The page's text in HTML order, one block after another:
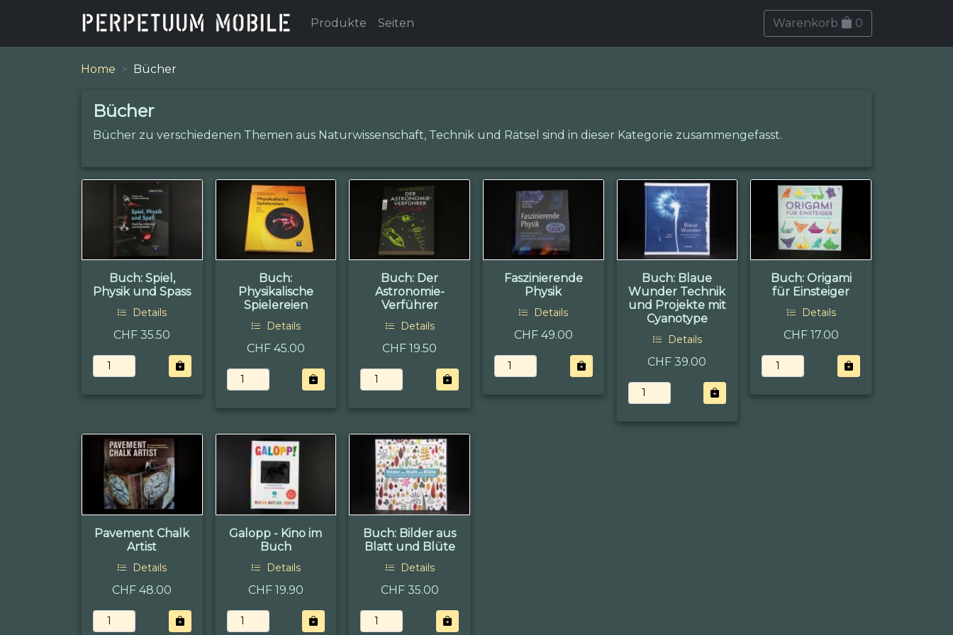
Produkte Seiten Warenkorb 0
Home Bücher
Bücher
Bücher zu verschiedenen Themen aus Naturwissenschaft, Technik und Rätsel sind in dieser Kategorie zusammengefasst.
Buch: Spiel,
Physik und Spass
Details
CHF 35.50
Buch:
Physikalische
Spielereien
Details
CHF 45.00
Buch: Der
Astronomie-
Verführer
Details
CHF 19.50
Faszinierende
Physik
Details
CHF 49.00
Buch: Blaue
Wunder Technik
und Projekte mit
Cyanotype
Details
CHF 39.00
Buch: Origami
für Einsteiger
Details
CHF 17.00
Pavement Chalk
Artist
Details
CHF 48.00
Galopp - Kino im
Buch
Details
CHF 19.90
Buch: Bilder aus
Blatt und Blüte
Details
CHF 35.00